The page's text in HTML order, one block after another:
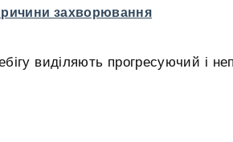
захворювання
виділяють прогресуючий і